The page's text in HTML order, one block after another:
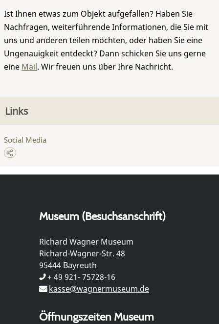
Ist Ihnen etwas zum Objekt aufgefallen? Haben Sie
Nachfragen, weiterführende Informationen, die Sie mit
uns und anderen teilen möchten, oder haben Sie eine
Ungenauigkeit entdeckt? Dann schicken Sie uns gerne
eine Mail. Wir freuen uns über Ihre Nachricht.
Links
Social Media
Museum (Besuchsanschrift)
Richard Wagner Museum
Richard-Wagner-Str. 48
95444 Bayreuth
+ 49 921- 75728-16
kasse@wagnermuseum.de
Öffnungszeiten Museum